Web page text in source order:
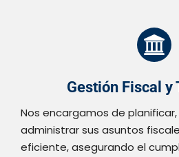
Gestión Fiscal y
Nos encargamos de
administrar sus asuntos
eficiente, asegurando el